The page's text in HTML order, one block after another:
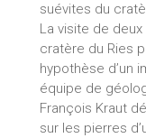
suévites du
La visite de
cratère du Ries
hypothèse d’un
équipe de
François Kraut
sur les pierres